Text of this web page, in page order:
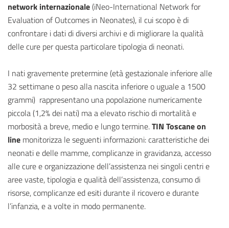
network internazionale(iNeo-International Network for
Evaluation of Outcomes in Neonates), il cui scopo è di
confrontare i dati di diversi archivi e di migliorare la qualità
delle cure per questa particolare tipologia di neonati.
I nati gravemente pretermine (età gestazionale inferiore alle
32 settimane o peso alla nascita inferiore o uguale a 1500
grammi) rappresentano una popolazione numericamente
piccola (1,2% dei nati) ma a elevato rischio di mortalità e
morbosità a breve, medio e lungo termine.TIN Toscane on
line monitorizza le seguenti informazioni: caratteristiche dei
neonati e delle mamme, complicanze in gravidanza, accesso
alle cure e organizzazione dell’assistenza nei singoli centri e
aree vaste, tipologia e qualità dell’assistenza, consumo di
risorse, complicanze ed esiti durante il ricovero e durante
l’infanzia, e a volte in modo permanente.